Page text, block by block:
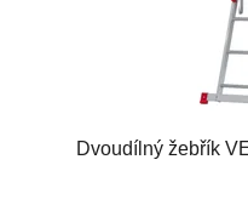
Dvoudílný žebřík